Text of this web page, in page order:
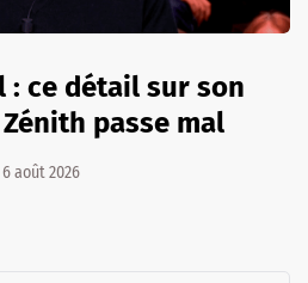
: ce détail sur son
passe mal
6 août 2026